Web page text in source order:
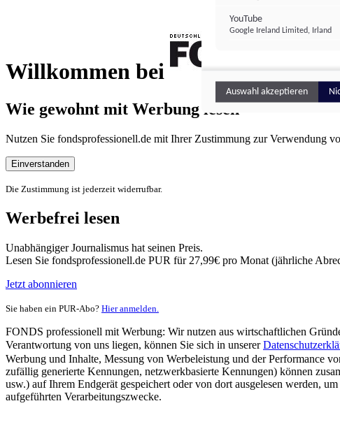
Willkommen bei
FONDS
Wie gewohnt mit Werbung lesen
Nutzen Sie fondsprofessionell.de mit Ihrer Zustimmung zur Verwendung
Einverstanden
Die Zustimmung ist jederzeit widerrufbar.
Werbefrei lesen
Unabhängiger Journalismus hat seinen Preis.
Lesen Sie fondsprofessionell.de PUR für 27,99€ pro Monat (jährliche
Jetzt abonnieren
Sie haben ein PUR-Abo? Hier anmelden.
FONDS professionell mit Werbung: Wir nutzen aus wirtschaftlichen
Verantwortung von uns liegen, können Sie sich in unserer
Werbung und Inhalte, Messung von Werbeleistung und der Performance
zufällig generierte Kennungen, netzwerkbasierte Kennungen) können
usw.) auf Ihrem Endgerät gespeichert oder von dort ausgelesen werden,
aufgeführten Verarbeitungszwecke.
YouTube
Google Ireland Limited, Irland
Auswahl akzeptieren